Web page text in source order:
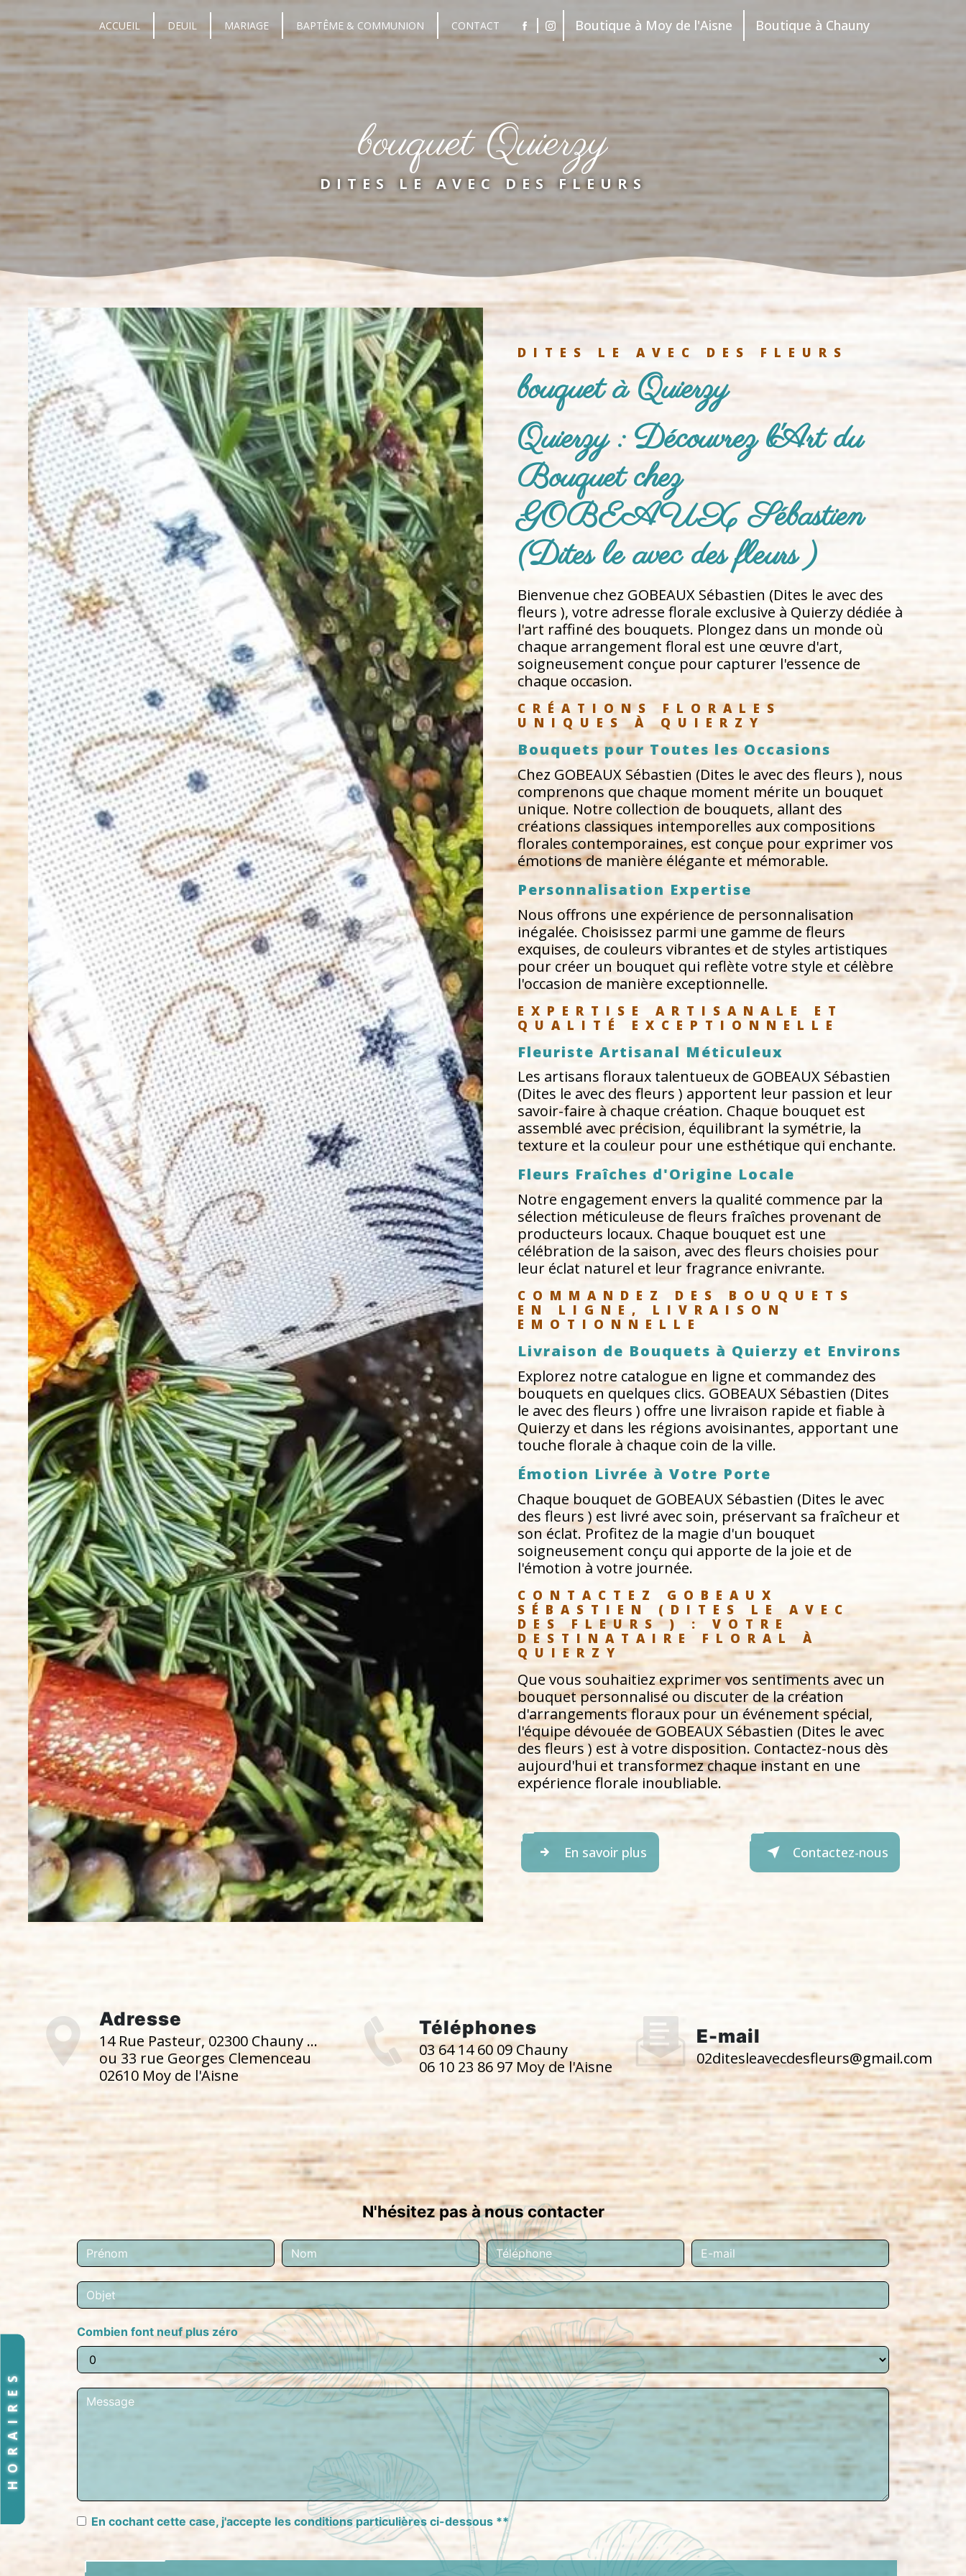
ACCUEIL DEUIL MARIAGE BAPTÊME & COMMUNION CONTACT Boutique à Moy de l'Aisne Boutique à Chauny
HORAIRES
bouquet Quierzy
DITES LE AVEC DES FLEURS
DITES LE AVEC DES FLEURS
bouquet à Quierzy
Quierzy : Découvrez l'Art du
Bouquet chez
GOBEAUX Sébastien
(Dites le avec des fleurs )
Bienvenue chez GOBEAUX Sébastien (Dites le avec des
fleurs ), votre adresse florale exclusive à Quierzy dédiée à
l'art raffiné des bouquets. Plongez dans un monde où
chaque arrangement floral est une œuvre d'art,
soigneusement conçue pour capturer l'essence de
chaque occasion.
CRÉATIONS FLORALES
UNIQUES À QUIERZY
Bouquets pour Toutes les Occasions
Chez GOBEAUX Sébastien (Dites le avec des fleurs ), nous
comprenons que chaque moment mérite un bouquet
unique. Notre collection de bouquets, allant des
créations classiques intemporelles aux compositions
florales contemporaines, est conçue pour exprimer vos
émotions de manière élégante et mémorable.
Personnalisation Expertise
Nous offrons une expérience de personnalisation
inégalée. Choisissez parmi une gamme de fleurs
exquises, de couleurs vibrantes et de styles artistiques
pour créer un bouquet qui reflète votre style et célèbre
l'occasion de manière exceptionnelle.
EXPERTISE ARTISANALE ET
QUALITÉ EXCEPTIONNELLE
Fleuriste Artisanal Méticuleux
Les artisans floraux talentueux de GOBEAUX Sébastien
(Dites le avec des fleurs ) apportent leur passion et leur
savoir-faire à chaque création. Chaque bouquet est
assemblé avec précision, équilibrant la symétrie, la
texture et la couleur pour une esthétique qui enchante.
Fleurs Fraîches d'Origine Locale
Notre engagement envers la qualité commence par la
sélection méticuleuse de fleurs fraîches provenant de
producteurs locaux. Chaque bouquet est une
célébration de la saison, avec des fleurs choisies pour
leur éclat naturel et leur fragrance enivrante.
COMMANDEZ DES BOUQUETS
EN LIGNE, LIVRAISON
EMOTIONNELLE
Livraison de Bouquets à Quierzy et Environs
Explorez notre catalogue en ligne et commandez des
bouquets en quelques clics. GOBEAUX Sébastien (Dites
le avec des fleurs ) offre une livraison rapide et fiable à
Quierzy et dans les régions avoisinantes, apportant une
touche florale à chaque coin de la ville.
Émotion Livrée à Votre Porte
Chaque bouquet de GOBEAUX Sébastien (Dites le avec
des fleurs ) est livré avec soin, préservant sa fraîcheur et
son éclat. Profitez de la magie d'un bouquet
soigneusement conçu qui apporte de la joie et de
l'émotion à votre journée.
CONTACTEZ GOBEAUX
SÉBASTIEN (DITES LE AVEC
DES FLEURS ) : VOTRE
DESTINATAIRE FLORAL À
QUIERZY
Que vous souhaitiez exprimer vos sentiments avec un
bouquet personnalisé ou discuter de la création
d'arrangements floraux pour un événement spécial,
l'équipe dévouée de GOBEAUX Sébastien (Dites le avec
des fleurs ) est à votre disposition. Contactez-nous dès
aujourd'hui et transformez chaque instant en une
expérience florale inoubliable.
En savoir plus Contactez-nous
Adresse
14 Rue Pasteur, 02300 Chauny ...
ou 33 rue Georges Clemenceau
02610 Moy de l'Aisne
Téléphones
03 64 14 60 09 Chauny
06 10 23 86 97 Moy de l'Aisne
E-mail
02ditesleavecdesfleurs@gmail.com
N'hésitez pas à nous contacter
Combien font neuf plus zéro
En cochant cette case, j'accepte les conditions particulières ci-dessous **